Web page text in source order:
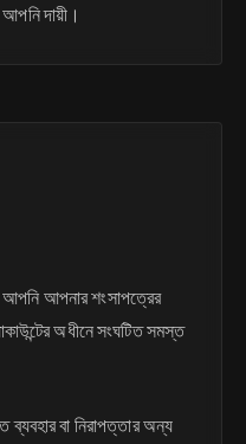
দায়ী।
আপনি আপনার শংসাপত্রের
অধীনে সংঘটিত সমস্ত
বা নিরাপত্তার অন্য